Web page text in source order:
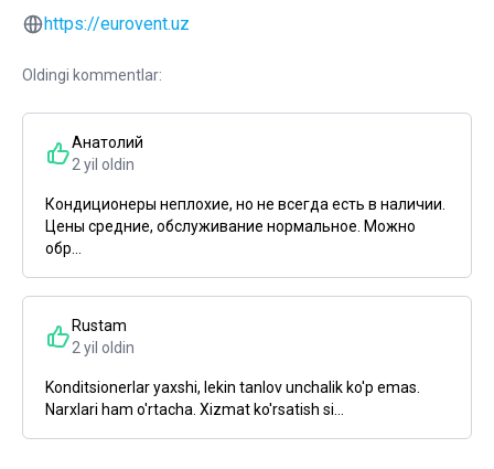
https://eurovent.uz
Oldingi kommentlar:
Анатолий
2 yil oldin
Кондиционеры неплохие, но не всегда есть в наличии.
Цены средние, обслуживание нормальное. Можно
обр...
Rustam
2 yil oldin
Konditsionerlar yaxshi, lekin tanlov unchalik ko'p emas.
Narxlari ham o'rtacha. Xizmat ko'rsatish si...